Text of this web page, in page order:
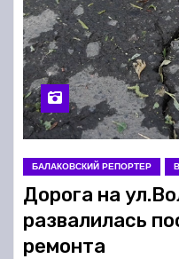
БАЛАКОВСКИЙ РЕПОРТЕР
Дорога на
развалилась
ремонта